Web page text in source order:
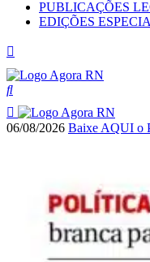
PUBLICAÇÕES
EDIÇÕES
06/08/2026 Baixe AQUI o